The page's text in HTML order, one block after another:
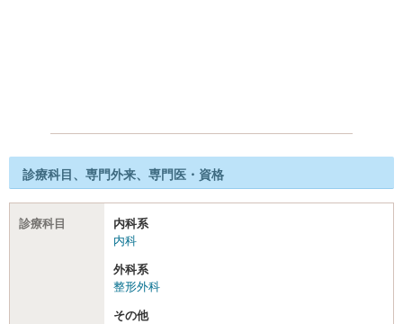
診療科目、専門外来、専門医・資格
診療科目
内科系
内科
外科系
整形外科
その他